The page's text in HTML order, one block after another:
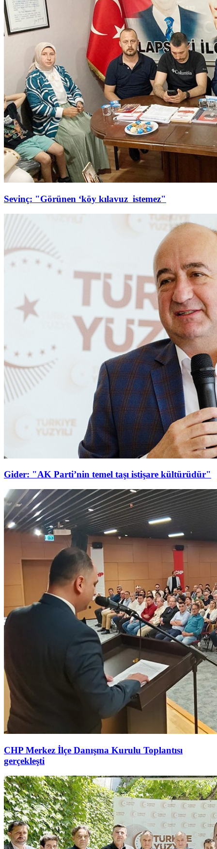
Sevinç: "Görünen ‘köy kılavuz istemez"
Gider: "AK Parti’nin temel taşı istişare kültürüdür"
CHP Merkez İlçe Danışma Kurulu Toplantısı
gerçekleşti